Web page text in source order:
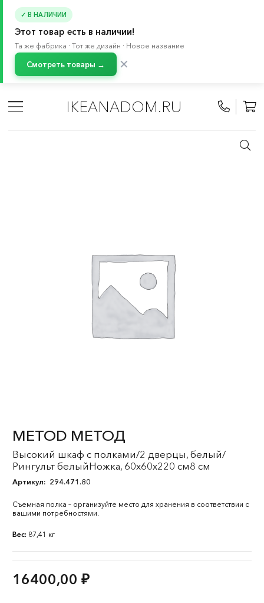
✓ В НАЛИЧИИ
Этот товар есть в наличии!
Та же фабрика · Тот же дизайн · Новое название
Смотреть товары → ✕
IKEANADOM.RU
Модульные кухни МЕТОД
/ Все компоненты МЕТОД
Высокие шкафы-пеналы МЕТОД
METOD МЕТОД
Высокий шкаф с полками/2 дверцы, белый/
Рингульт белыйНожка, 60x60x220 см8 см
Артикул: 294.471.80
Съемная полка – организуйте место для хранения в соответствии с
вашими потребностями.
Вес: 87,41 кг
16400,00 ₽